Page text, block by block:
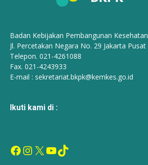
Badan Kebijakan Pembangunan Kesehatan
Jl. Percetakan Negara No. 29 Jakarta Pusat
Telepon. 021-4261088
Fax. 021-4243933
E-mail : sekretariat.bkpk@kemkes.go.id
Ikuti kami di :
Facebook
Instagram
X YouTube
TikTok